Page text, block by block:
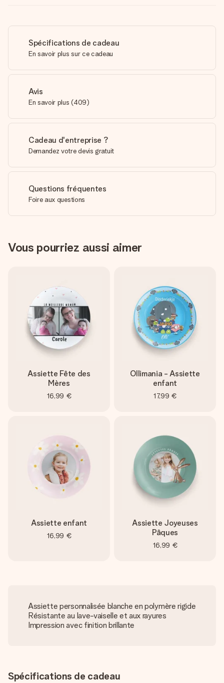
Spécifications de cadeau
En savoir plus sur ce cadeau
Avis
En savoir plus (409)
Cadeau d'entreprise ?
Demandez votre devis gratuit
Questions fréquentes
Foire aux questions
Vous pourriez aussi aimer
Assiette Fête des
Mères
16,99 €
Ollimania - Assiette
enfant
17,99 €
Assiette enfant
16,99 €
Assiette Joyeuses
Pâques
16,99 €
Assiette personnalisée blanche en polymère rigide
Résistante au lave-vaiselle et aux rayures
Impression avec finition brillante
Spécifications de cadeau